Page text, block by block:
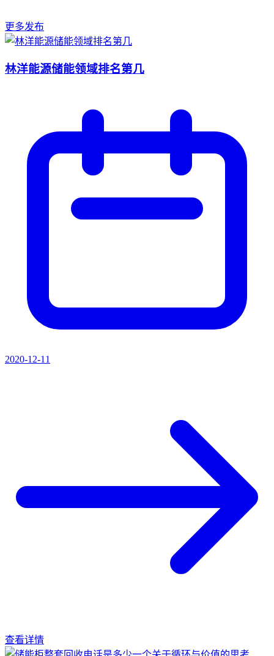
更多发布
林洋能源储能领域排名第几
2020-12-11
查看详情